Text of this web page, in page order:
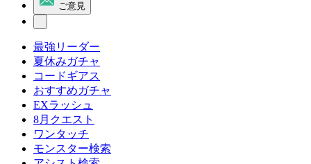
ご意見
最強リーダー
夏休みガチャ
コードギアス
おすすめガチャ
EXラッシュ
8月クエスト
ワンタッチ
モンスター検索